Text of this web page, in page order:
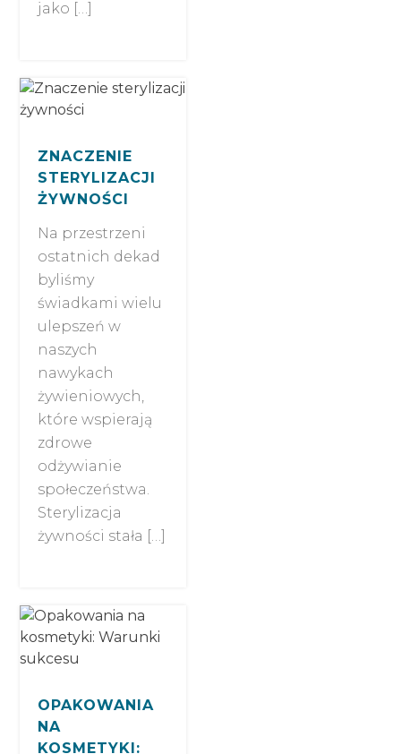
jako […]
ZNACZENIE
STERYLIZACJI
ŻYWNOŚCI
Na przestrzeni
ostatnich dekad
byliśmy
świadkami wielu
ulepszeń w
naszych
nawykach
żywieniowych,
które wspierają
zdrowe
odżywianie
społeczeństwa.
Sterylizacja
żywności stała […]
OPAKOWANIA
NA
KOSMETYKI: